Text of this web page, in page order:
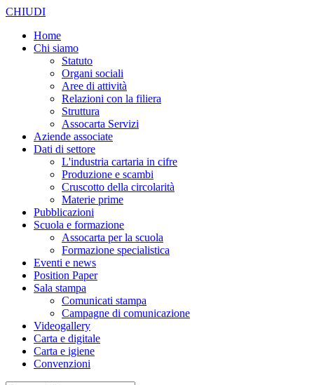
CHIUDI
Home
Chi siamo
Statuto
Organi sociali
Aree di attività
Relazioni con la filiera
Struttura
Assocarta Servizi
Aziende associate
Dati di settore
L'industria cartaria in cifre
Produzione e scambi
Cruscotto della circolarità
Materie prime
Pubblicazioni
Scuola e formazione
Assocarta per la scuola
Formazione specialistica
Eventi e news
Position Paper
Sala stampa
Comunicati stampa
Campagne di comunicazione
Videogallery
Carta e digitale
Carta e igiene
Convenzioni